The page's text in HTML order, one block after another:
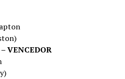
VENCEDOR